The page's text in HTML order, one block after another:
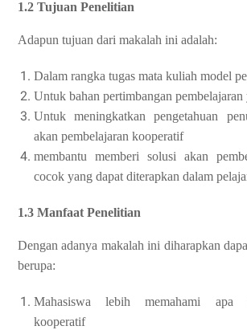
1.2 Tujuan Penelitian
Adapun tujuan dari makalah ini adalah:
Dalam rangka tugas mata kuliah model
Untuk bahan pertimbangan pembelajaran
Untuk meningkatkan pengetahuan
akan pembelajaran kooperatif
membantu memberi solusi akan
cocok yang dapat diterapkan dalam
1.3 Manfaat Penelitian
Dengan adanya makalah ini diharapkan
berupa:
Mahasiswa lebih memahami apa
kooperatif